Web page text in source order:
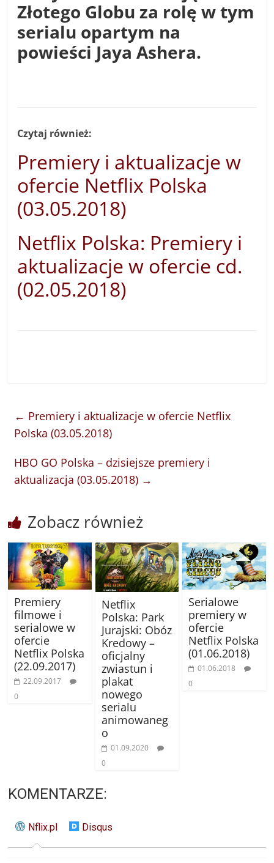
Złotego Globu za rolę w tym
serialu opartym na
powieści Jaya Ashera.
Czytaj również:
Premiery i aktualizacje w
ofercie Netflix Polska
(03.05.2018)
Netflix Polska: Premiery i
aktualizacje w ofercie cd.
(02.05.2018)
← Premiery i aktualizacje w ofercie Netflix
Polska (03.05.2018)
HBO GO Polska – dzisiejsze premiery i
aktualizacja (03.05.2018) →
Zobacz również
Premiery
filmowe i
serialowe w
ofercie
Netflix Polska
(22.09.2017)
22.09.2017
0
Netflix
Polska: Park
Jurajski: Obóz
Kredowy –
oficjalny
zwiastun i
plakat
nowego
serialu
animowaneg
o
01.09.2020
0
Serialowe
premiery w
ofercie
Netflix Polska
(01.06.2018)
01.06.2018
0
KOMENTARZE:
Nflix.pl Disqus